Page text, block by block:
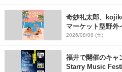
奇妙礼太郎、
マーケット型野外
早割チケット発売
2026/08/08 (土)
福井で開催のキャ
Starry Music